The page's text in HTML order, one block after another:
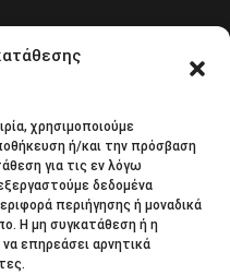
χρησιμοποιούμε
ή/και την πρόσβαση
για τις εν λόγω
δεδομένα
περιήγησης ή μοναδικά
Η μη συγκατάθεση ή η
επηρεάσει αρνητικά
φυλλάδιο και μείνετε